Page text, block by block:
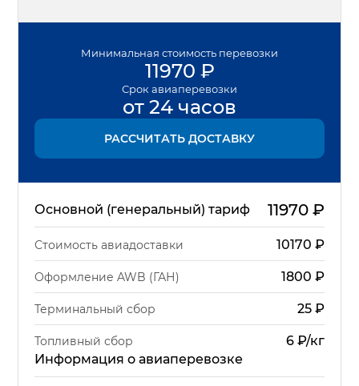
Минимальная стоимость перевозки
11970 ₽
Срок авиаперевозки
от 24 часов
РАССЧИТАТЬ ДОСТАВКУ
Основной (генеральный) тариф 11970₽
Стоимость авиадоставки 10170 ₽
Оформление AWB (ГАН) 1800 ₽
Терминальный сбор 25₽
Топливный сбор
6 ₽/кг
Информация о авиаперевозке